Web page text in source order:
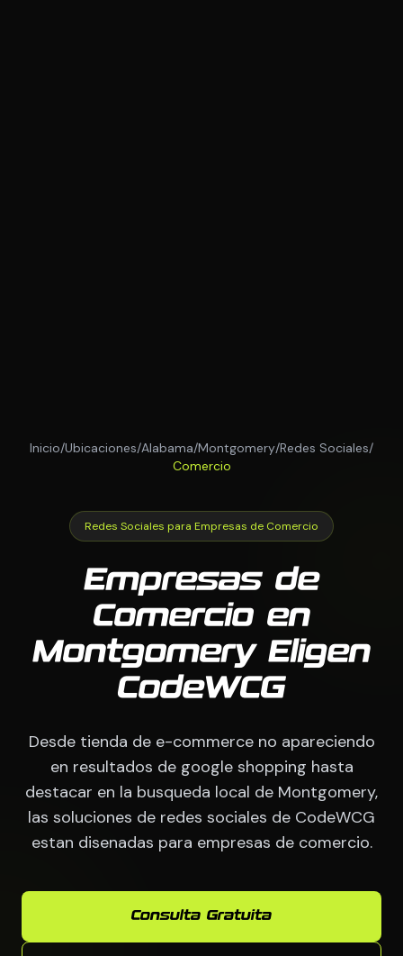
Inicio/Ubicaciones/Alabama/Montgomery/Redes Sociales/
Comercio
Redes Sociales para Empresas de Comercio
Empresas de
Comercio en
Montgomery Eligen
CodeWCG
Desde tienda de e-commerce no apareciendo
en resultados de google shopping hasta
destacar en la busqueda local de Montgomery,
las soluciones de redes sociales de CodeWCG
estan disenadas para empresas de comercio.
Consulta Gratuita